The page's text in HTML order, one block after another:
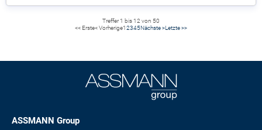
Treffer 1 bis 12 von 50
<< Erste< Vorherige12345Nächste >Letzte >>
ASSMANN Group